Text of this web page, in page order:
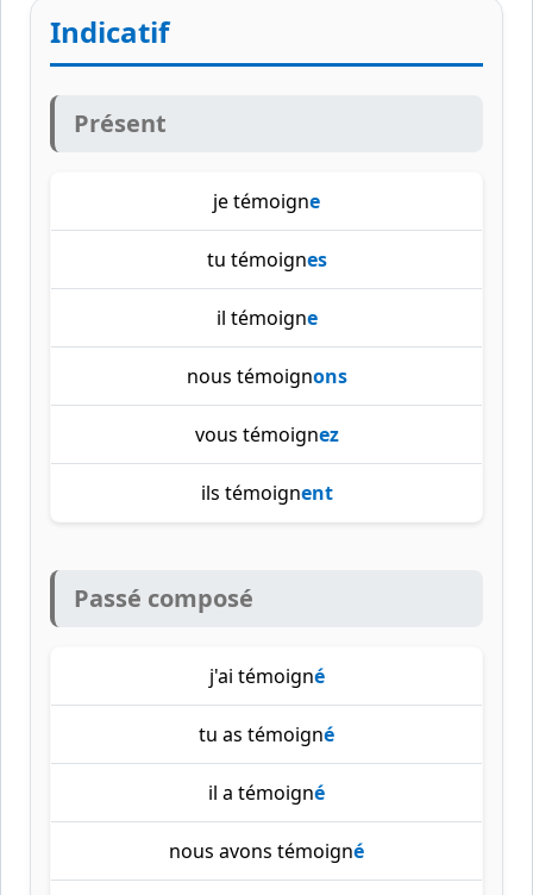
Indicatif
Présent
je témoigne
tu témoignes
il témoigne
nous témoignons
vous témoignez
ils témoignent
Passé composé
j'ai témoigné
tu as témoigné
il a témoigné
nous avons témoigné